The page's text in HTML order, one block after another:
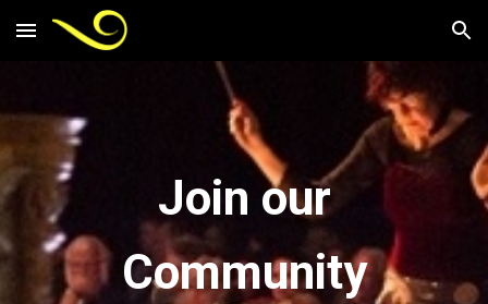
Skip to main content Skip to navigation
Join our
Community